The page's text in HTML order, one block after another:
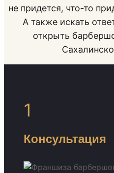
не придется, что-то
А также искать
открыть
1
Консультация